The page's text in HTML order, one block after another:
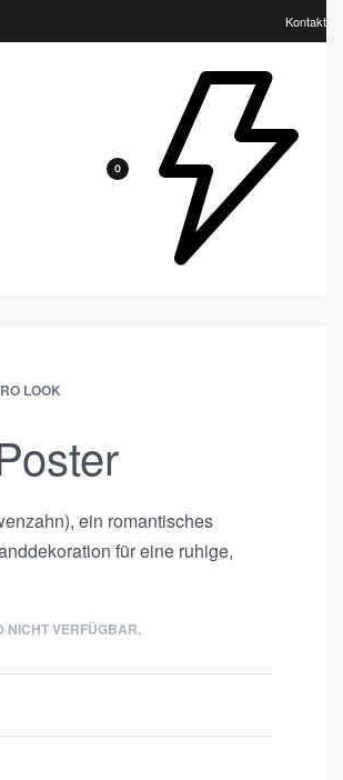
Kontakt
0
LOOK
ein romantisches
für eine ruhige,
NICHT VERFÜGBAR.